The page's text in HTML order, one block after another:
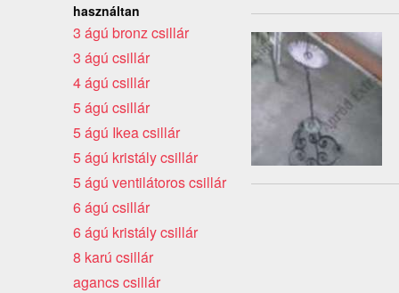
használtan
3 ágú bronz csillár
3 ágú csillár
4 ágú csillár
5 ágú csillár
5 ágú Ikea csillár
5 ágú kristály csillár
5 ágú ventilátoros csillár
6 ágú csillár
6 ágú kristály csillár
8 karú csillár
agancs csillár